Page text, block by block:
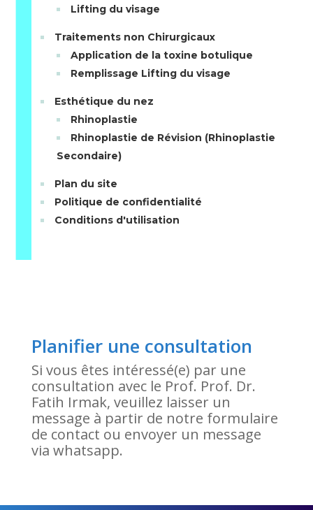
Lifting du visage
Traitements non Chirurgicaux
Application de la toxine botulique
Remplissage Lifting du visage
Esthétique du nez
Rhinoplastie
Rhinoplastie de Révision (Rhinoplastie
Secondaire)
Plan du site
Politique de confidentialité
Conditions d'utilisation
Planifier une consultation
Si vous êtes intéressé(e) par une
consultation avec le Prof. Prof. Dr.
Fatih Irmak, veuillez laisser un
message à partir de notre formulaire
de contact ou envoyer un message
via whatsapp.